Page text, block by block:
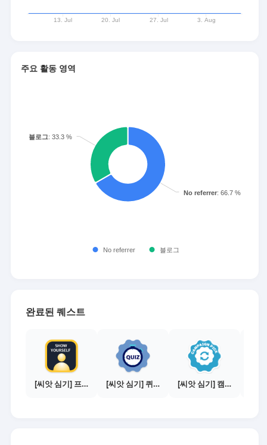
주요 활동 영역
완료된 퀘스트
[씨앗 심기] 프로필 사진 등록하기 [씨앗 심기] 퀴즈 참여하기 [씨앗 심기] 캠페인 전환하기